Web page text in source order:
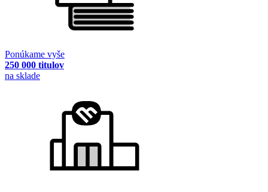
Ponúkame vyše
250 000 titulov
na sklade